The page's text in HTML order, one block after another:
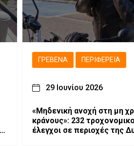
ΓΡΕΒΕΝΆ ΠΕΡΙΦΈΡΕΙΑ
29 Ιουνίου 2026
«Μηδενική ανοχή στη μη
κράνους»: 232
έλεγχοι σε περιοχές της